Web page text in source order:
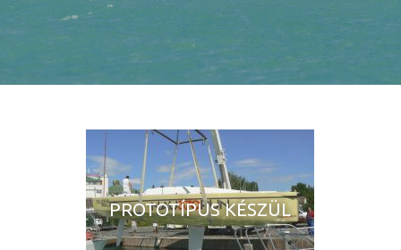
PROTOTÍPUS KÉSZÜL